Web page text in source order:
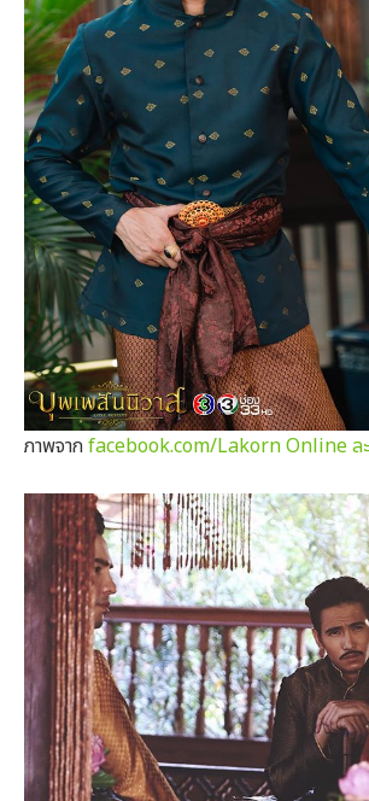
ภาพจาก facebook.com/Lakorn Online ล